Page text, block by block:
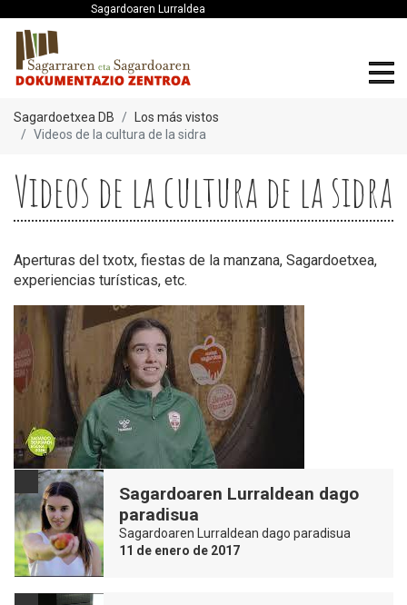
Sagardoaren Lurraldea
Sagardoetxea DB
Los más vistos
Videos de la cultura de la sidra
Videos de la cultura de la sidra
Aperturas del txotx, fiestas de la manzana, Sagardoetxea,
experiencias turísticas, etc.
Sagardoaren Lurraldean dago
paradisua
Sagardoaren Lurraldean dago paradisua
11 de enero de 2017